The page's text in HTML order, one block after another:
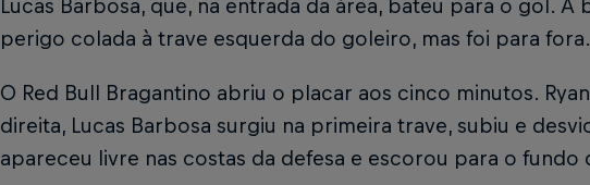
Lucas Barbosa, que, na entrada da área, bateu para o gol.
perigo colada à trave esquerda do goleiro, mas foi para fora.
O Red Bull Bragantino abriu o placar aos cinco minutos.
direita, Lucas Barbosa surgiu na primeira trave, subiu e
apareceu livre nas costas da defesa e escorou para o fundo